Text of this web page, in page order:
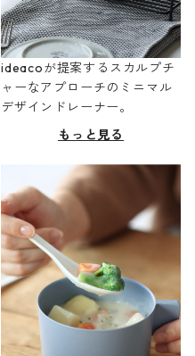
ideacoが提案するスカルプチ
ャーなアプローチのミニマル
デザインドレーナー。
もっと見る